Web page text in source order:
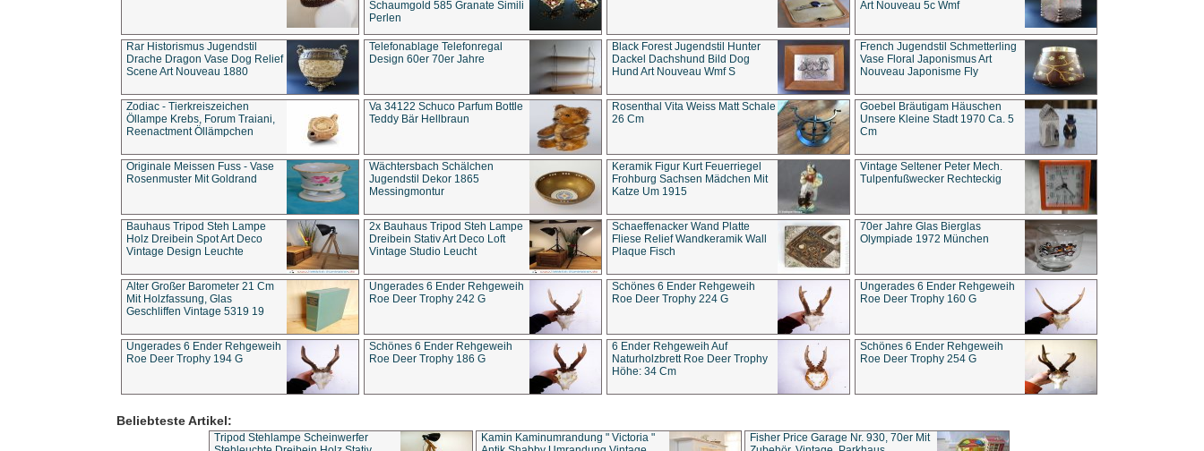
Schaumgold 585 Granate Simili
Perlen
Art Nouveau 5c Wmf
Rar Historismus Jugendstil
Drache Dragon Vase Dog Relief
Scene Art Nouveau 1880
Telefonablage Telefonregal
Design 60er 70er Jahre
Black Forest Jugendstil Hunter
Dackel Dachshund Bild Dog
Hund Art Nouveau Wmf S
French Jugendstil Schmetterling
Vase Floral Japonismus Art
Nouveau Japonisme Fly
Zodiac - Tierkreiszeichen
Öllampe Krebs, Forum Traiani,
Reenactment Öllämpchen
Va 34122 Schuco Parfum Bottle
Teddy Bär Hellbraun
Rosenthal Vita Weiss Matt Schale
26 Cm
Goebel Bräutigam Häuschen
Unsere Kleine Stadt 1970 Ca. 5
Cm
Originale Meissen Fuss - Vase
Rosenmuster Mit Goldrand
Wächtersbach Schälchen
Jugendstil Dekor 1865
Messingmontur
Keramik Figur Kurt Feuerriegel
Frohburg Sachsen Mädchen Mit
Katze Um 1915
Vintage Seltener Peter Mech.
Tulpenfußwecker Rechteckig
Bauhaus Tripod Steh Lampe
Holz Dreibein Spot Art Deco
Vintage Design Leuchte
2x Bauhaus Tripod Steh Lampe
Dreibein Stativ Art Deco Loft
Vintage Studio Leucht
Schaeffenacker Wand Platte
Fliese Relief Wandkeramik Wall
Plaque Fisch
70er Jahre Glas Bierglas
Olympiade 1972 München
Alter Großer Barometer 21 Cm
Mit Holzfassung, Glas
Geschliffen Vintage 5319 19
Ungerades 6 Ender Rehgeweih
Roe Deer Trophy 242 G
Schönes 6 Ender Rehgeweih
Roe Deer Trophy 224 G
Ungerades 6 Ender Rehgeweih
Roe Deer Trophy 160 G
Ungerades 6 Ender Rehgeweih
Roe Deer Trophy 194 G
Schönes 6 Ender Rehgeweih
Roe Deer Trophy 186 G
6 Ender Rehgeweih Auf
Naturholzbrett Roe Deer Trophy
Höhe: 34 Cm
Schönes 6 Ender Rehgeweih
Roe Deer Trophy 254 G
Beliebteste Artikel:
Tripod Stehlampe Scheinwerfer
Kamin Kaminumrandung " Victoria "
Fisher Price Garage Nr. 930, 70er Mit